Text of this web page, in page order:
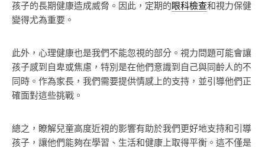
孩子的長期健康造成威脅。因此，定期的眼科檢查和視力保健
變得尤為重要。
此外，心理健康也是我們不能忽視的部分。視力問題可能會讓
孩子感到自卑或焦慮，特別是在他們意識到自己與同齡人的不
同時。作為家長，我們需要提供情感上的支持，並引導他們正
確面對這些挑戰。
總之，瞭解兒童高度近視的影響有助於我們更好地支持和引導
孩子，讓他們能夠在學習、生活和健康上取得平衡。這不僅是